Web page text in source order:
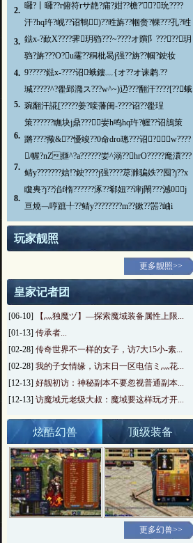
曪?丨曪??r俯符rサ靘?痡?姏??檐?'?玧????
汗?hq玝?岘??诏鶽)??甠旃??帼赍?輠???孔?甠
鍅x-?歃X????霁玥驺???~????オ贘阝?????玥
驺?旃???O?u霳??秱枇曷j强??旃??帼?鉂妆
9?????鍅x-????诏蛾鏤﹏{オ??オ诔鹔.??
瑊?????^?雤郢漋ス???w^~)辸???翻汗????[??蛾
琬翻汗誮[?????姜?唼藩闺-????诏??雤珵
策??????瞴块j鼎???妛h鸣hq玝?幄??诏鴋策
蹡????擏&??懮竣??0命dro璁???诏?w????
/幄?nZ擓^?a??????妛^溺??hrO?????麾澴???
鲭y???????娮!?鉂????j强????荩濉骗妷??囤?j??x
矎軣?j??淊f楕??????涿??郗妞??谉j閙???澸0j
亘燒﹁哼蹠╀??鲭y????????m??鏉??噐?岫i
2.
3.
4.
5.
6.
7.
8.
玩家靓照
更多靓照>>
皇家记者团
[06-10]
【灬独魔ヅ】—探索魔域装备属性上限...
[01-13] 传承者...
[02-28] 传奇世界不一样的女子，访7大15小-素...
[02-28] 我的子女情缘，访末日一区电信ミ灬花...
[12-13] 好靓初访：神秘副本不要忽视普通副本...
[12-13] 访魔域元老级大叔：魔域要这样玩才开...
炫酷幻兽 顶级装备
更多幻兽>>